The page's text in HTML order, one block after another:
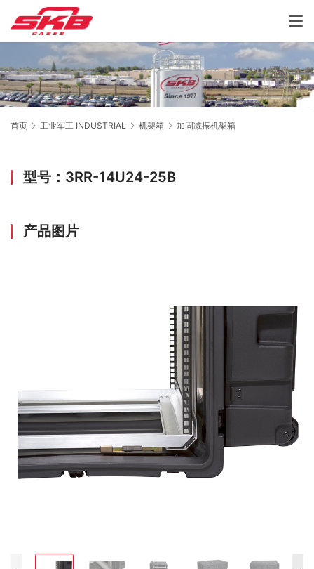
首页 工业军工 INDUSTRIAL 机架箱 加固减振机架箱
型号：3RR-14U24-25B
产品图片